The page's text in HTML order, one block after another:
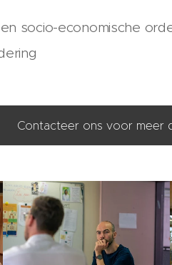
socio-economische
Contacteer ons voor meer